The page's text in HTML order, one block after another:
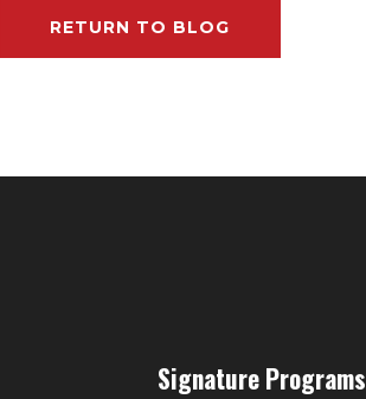
RETURN TO BLOG
Signature Programs